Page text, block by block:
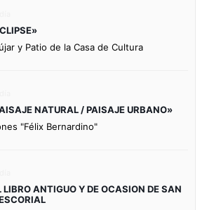
y Patio de la Casa de Cultura
NATURAL / PAISAJE URBANO»
"Félix Bernardino"
LIBRO ANTIGUO Y DE OCASION DE SAN